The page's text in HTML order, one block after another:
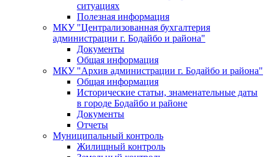
ситуациях
Полезная информация
МКУ "Централизованная бухгалтерия
администрации г. Бодайбо и района"
Документы
Общая информация
МКУ "Архив администрации г. Бодайбо и района"
Общая информация
Исторические статьи, знаменательные даты
в городе Бодайбо и районе
Документы
Отчеты
Муниципальный контроль
Жилищный контроль